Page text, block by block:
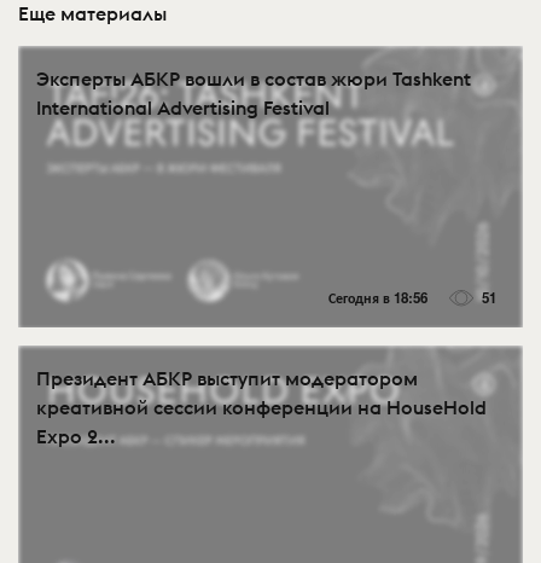
Еще материалы
Эксперты АБКР вошли в состав жюри Tashkent
International Advertising Festival
Сегодня в 18:56 51
Президент АБКР выступит модератором
креативной сессии конференции на HouseHold
Expo 2...